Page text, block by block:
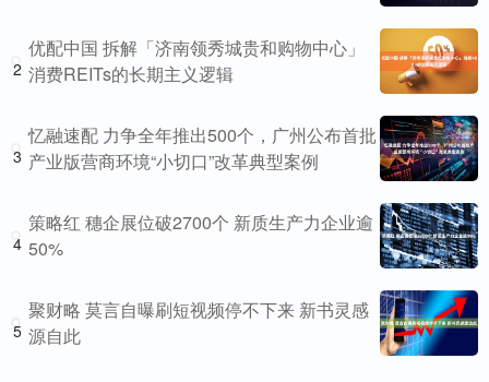
2
优配中国 拆解「济南领秀城贵和购物中心」
消费REITs的长期主义逻辑
3
忆融速配 力争全年推出500个，广州公布首批
产业版营商环境“小切口”改革典型案例
4
策略红 穗企展位破2700个 新质生产力企业逾
50%
5
聚财略 莫言自曝刷短视频停不下来 新书灵感
源自此